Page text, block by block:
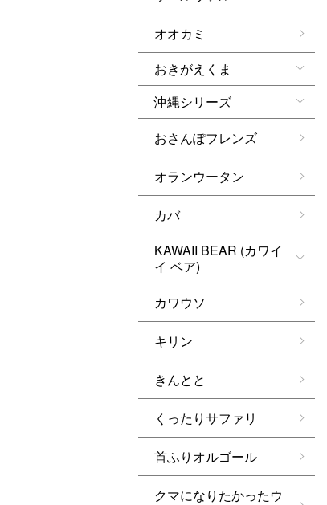
オオカミ
おきがえくま
沖縄シリーズ
おさんぽフレンズ
オランウータン
カバ
KAWAII BEAR (カワイ
イ ベア)
カワウソ
キリン
きんとと
くったりサファリ
首ふりオルゴール
クマになりたかったウ